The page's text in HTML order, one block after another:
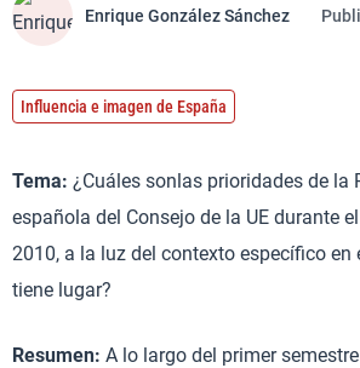
Enrique González Sánchez
Influencia e imagen de España
Tema: ¿Cuáles sonlas prioridades de la
española del Consejo de la UE durante
2010, a la luz del contexto específico en
tiene lugar?
Resumen: A lo largo del primer